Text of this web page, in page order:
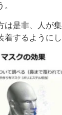
は是非、人が
するようにし